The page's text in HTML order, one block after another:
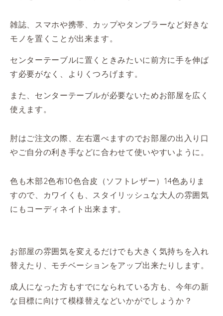
雑誌、スマホや携帯、カップやタンブラーなど好きな
モノを置くことが出来ます。
センターテーブルに置くときみたいに前方に手を伸ば
す必要がなく、よりくつろげます。
また、センターテーブルが必要ないためお部屋を広く
使えます。
肘はご注文の際、左右選べますのでお部屋の出入り口
やご自分の利き手などに合わせて使いやすいように。
色も木部2色布10色合皮（ソフトレザー）14色ありま
すので、カワイくも、スタイリッシュな大人の雰囲気
にもコーディネイト出来ます。
お部屋の雰囲気を変えるだけでも大きく気持ちを入れ
替えたり、モチベーションをアップ出来たりします。
成人になった方もすでになられている方も、今年の新
な目標に向けて模様替えなどいかがでしょうか？